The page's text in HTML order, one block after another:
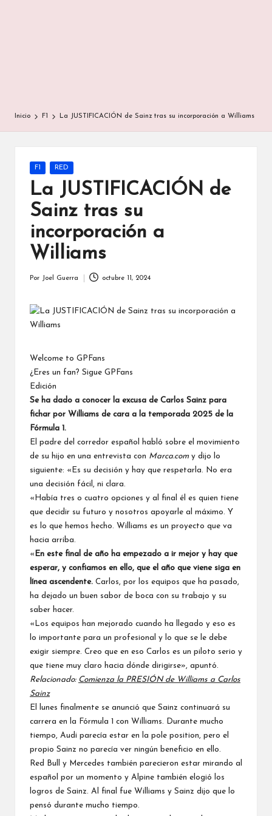
Inicio F1 La JUSTIFICACIÓN de Sainz tras su incorporación a Williams
Publicada
en
F1 RED
La JUSTIFICACIÓN de
Sainz tras su
incorporación a
Williams
Por Joel Guerra octubre 11, 2024
Welcome to GPFans
¿Eres un fan? Sigue GPFans
Edición
Se ha dado a conocer la excusa de Carlos Sainz para
fichar por Williams de cara a la temporada 2025 de la
Fórmula 1.
El padre del corredor español habló sobre el movimiento
de su hijo en una entrevista con Marca.comy dijo lo
siguiente: «Es su decisión y hay que respetarla. No era
una decisión fácil, ni clara.
«Había tres o cuatro opciones y al final él es quien tiene
que decidir su futuro y nosotros apoyarle al máximo. Y
es lo que hemos hecho. Williams es un proyecto que va
hacia arriba.
« En este final de año ha empezado a ir mejor y hay que
esperar, y confiamos en ello, que el año que viene siga en
línea ascendente. Carlos, por los equipos que ha pasado,
ha dejado un buen sabor de boca con su trabajo y su
saber hacer.
«Los equipos han mejorado cuando ha llegado y eso es
lo importante para un profesional y lo que se le debe
exigir siempre. Creo que en eso Carlos es un piloto serio y
que tiene muy claro hacia dónde dirigirse», apuntó.
Relacionado: Comienza la PRESIÓN de Williams a Carlos
Sainz
El lunes finalmente se anunció que Sainz continuará su
carrera en la Fórmula 1 con Williams . Durante mucho
tiempo, Audi parecía estar en la pole position, pero el
propio Sainz no parecía ver ningún beneficio en ello.
Red Bull y Mercedes también parecieron estar mirando al
español por un momento y Alpine también elogió los
logros de Sainz . Al final fue Williams y Sainz dijo que lo
pensó durante mucho tiempo.